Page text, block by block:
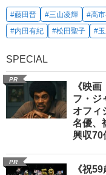
#藤田晋 #三山凌輝 #高
#内田有紀
#松田聖子 #
SPECIAL
PR
《映
フ・ジ
オフィ
名優、
興収70
PR
《祝